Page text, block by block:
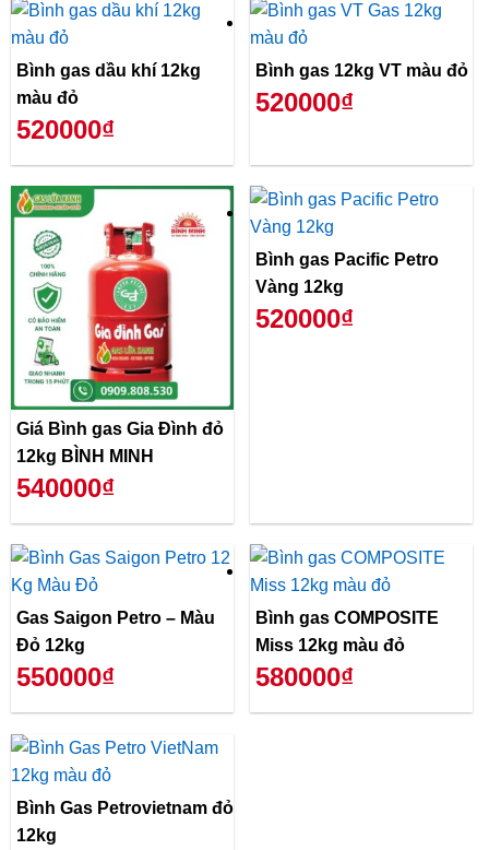
Bình gas dầu khí 12kg
màu đỏ
520000₫
Bình gas 12kg VT màu đỏ
520000₫
Giá Bình gas Gia Đình đỏ
12kg BÌNH MINH
540000₫
Bình gas Pacific Petro
Vàng 12kg
520000₫
Gas Saigon Petro – Màu
Đỏ 12kg
550000₫
Bình gas COMPOSITE
Miss 12kg màu đỏ
580000₫
Bình Gas Petrovietnam đỏ
12kg